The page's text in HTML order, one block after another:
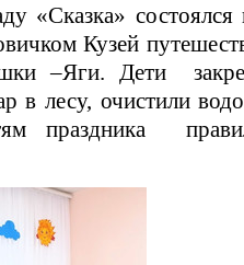
«Сказка»
Кузей
–Яги. Дети
в лесу, очистили
праздника